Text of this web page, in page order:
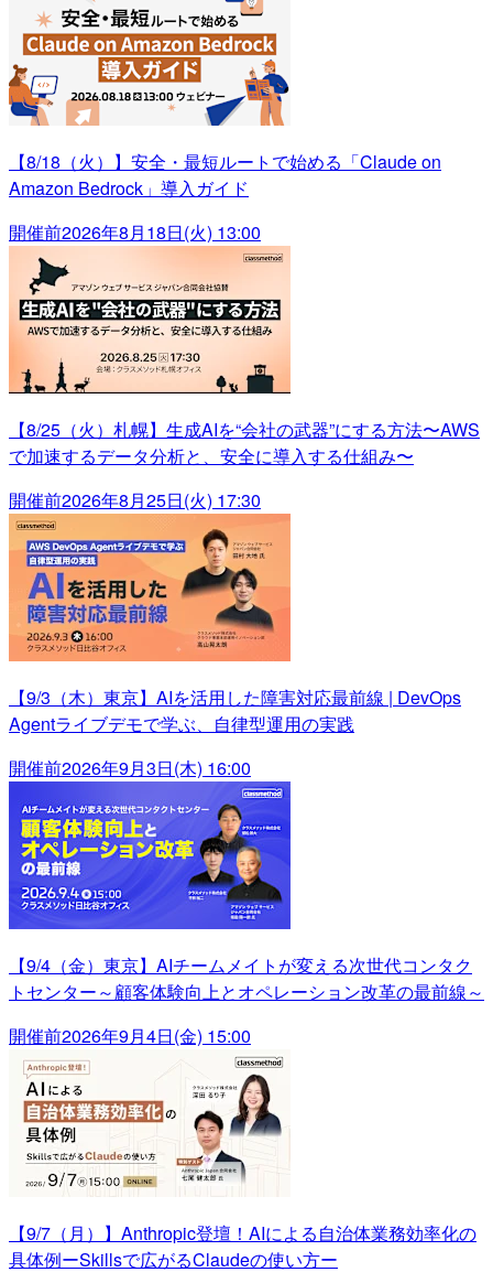
【8/18（火）】安全・最短ルートで始める「Claude on
Amazon Bedrock」導入ガイド
開催前2026年8月18日(火) 13:00
【8/25（火）札幌】生成AIを“会社の武器”にする方法〜AWS
で加速するデータ分析と、安全に導入する仕組み〜
開催前2026年8月25日(火) 17:30
【9/3（木）東京】AIを活用した障害対応最前線 | DevOps
Agentライブデモで学ぶ、自律型運用の実践
開催前2026年9月3日(木) 16:00
【9/4（金）東京】AIチームメイトが変える次世代コンタク
トセンター～顧客体験向上とオペレーション改革の最前線～
開催前2026年9月4日(金) 15:00
【9/7（月）】Anthropic登壇！AIによる自治体業務効率化の
具体例ーSkillsで広がるClaudeの使い方ー